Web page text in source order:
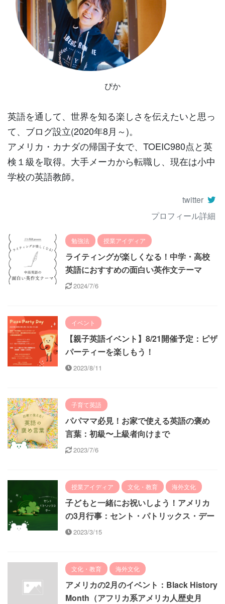
ぴか
英語を通して、世界を知る楽しさを伝えたいと思っ
て、ブログ設立(2020年8月～)。
アメリカ・カナダの帰国子女で、TOEIC980点と英
検１級を取得。大手メーカから転職し、現在は小中
学校の英語教師。
twitter
プロフィール詳細
勉強法 授業アイディア
ライティングが楽しくなる！中学・高校
英語におすすめの面白い英作文テーマ
2024/7/6
イベント
【親子英語イベント】8/21開催予定：ピザ
パーティーを楽しもう！
2023/8/11
子育て英語
パパママ必見！お家で使える英語の褒め
言葉：初級〜上級者向けまで
2023/7/6
授業アイディア 文化・教育 海外文化
子どもと一緒にお祝いしよう！アメリカ
の3月行事：セント・パトリックス・デー
2023/3/15
文化・教育 海外文化
アメリカの2月のイベント：Black History
Month（アフリカ系アメリカ人歴史月